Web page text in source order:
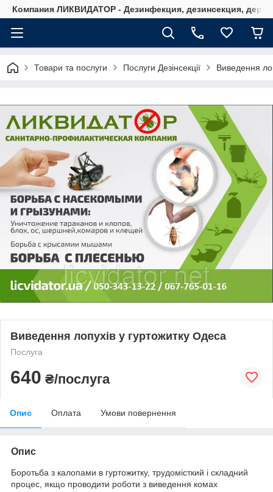
Компания ЛИКВИДАТОР - Дезинфекция, дезинсекция,
Товари та послуги Послуги Дезінсекції Виведення
Виведення лопухів у гуртожитку Одеса
Послуга
640 ₴/послуга
Опис Оплата Умови повернення
Опис
Боротьба з калопами в гуртожитку, трудомісткий і складний
процес, якщо проводити роботи з виведення комах